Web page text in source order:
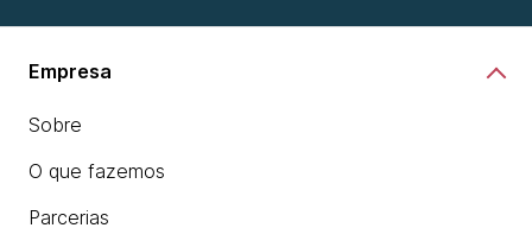
Empresa
Sobre
O que fazemos
Parcerias